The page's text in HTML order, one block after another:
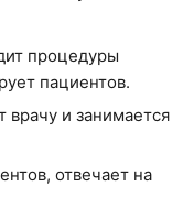
процедуры
пациентов.
врачу и занимается
отвечает на